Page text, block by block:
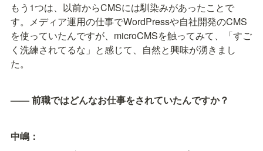
もう1つは、以前からCMSには馴染みがあったことで
す。メディア運用の仕事でWordPressや自社開発のCMS
を使っていたんですが、microCMSを触ってみて、「すご
く洗練されてるな」と感じて、自然と興味が湧きまし
た。
—— 前職ではどんなお仕事をされていたんですか？
中嶋：